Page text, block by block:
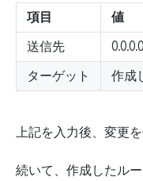
項目 値
送信先 0.0.0.0
ターゲット 作成
上記を入力後、変更を
続いて、作成したル